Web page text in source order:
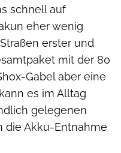
schnell auf
eher wenig
erster und
mit der 80
Gabel aber eine
es im Alltag
gelegenen
die Akku-Entnahme